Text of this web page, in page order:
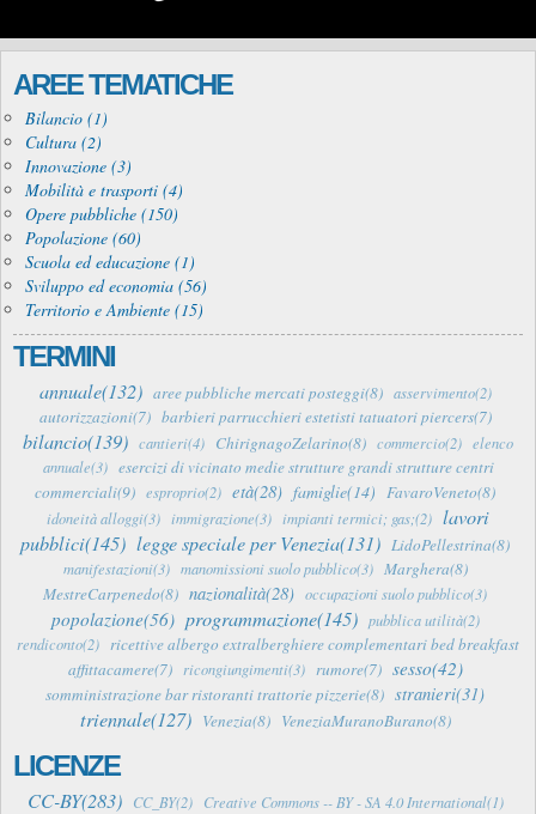
AREE TEMATICHE
Bilancio (1)
Cultura (2)
Innovazione (3)
Mobilità e trasporti (4)
Opere pubbliche (150)
Popolazione (60)
Scuola ed educazione (1)
Sviluppo ed economia (56)
Territorio e Ambiente (15)
TERMINI
annuale(132) aree pubbliche mercati posteggi(8) asservimento(2)
autorizzazioni(7) barbieri parrucchieri estetisti tatuatori piercers(7)
bilancio(139) cantieri(4) ChirignagoZelarino(8) commercio(2) elenco
annuale(3) esercizi di vicinato medie strutture grandi strutture centri
commerciali(9) esproprio(2) età(28) famiglie(14) FavaroVeneto(8)
idoneità alloggi(3) immigrazione(3) impianti termici; gas;(2) lavori
pubblici(145) legge speciale per Venezia(131) LidoPellestrina(8)
manifestazioni(3) manomissioni suolo pubblico(3) Marghera(8)
MestreCarpenedo(8) nazionalità(28) occupazioni suolo pubblico(3)
popolazione(56) programmazione(145) pubblica utilità(2)
rendiconto(2) ricettive albergo extralberghiere complementari bed breakfast
affittacamere(7)
ricongiungimenti(3) rumore(7) sesso(42)
somministrazione bar ristoranti trattorie pizzerie(8) stranieri(31)
triennale(127) Venezia(8) VeneziaMuranoBurano(8)
LICENZE
CC-BY(283) CC_BY(2)
Creative Commons -- BY - SA 4.0 International(1)